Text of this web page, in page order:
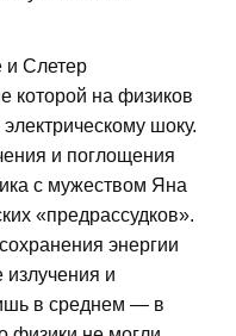
и Слетер
которой на физиков
шоку.
и поглощения
с мужеством Яна
«предрассудков».
энергии
излучения и
в среднем — в